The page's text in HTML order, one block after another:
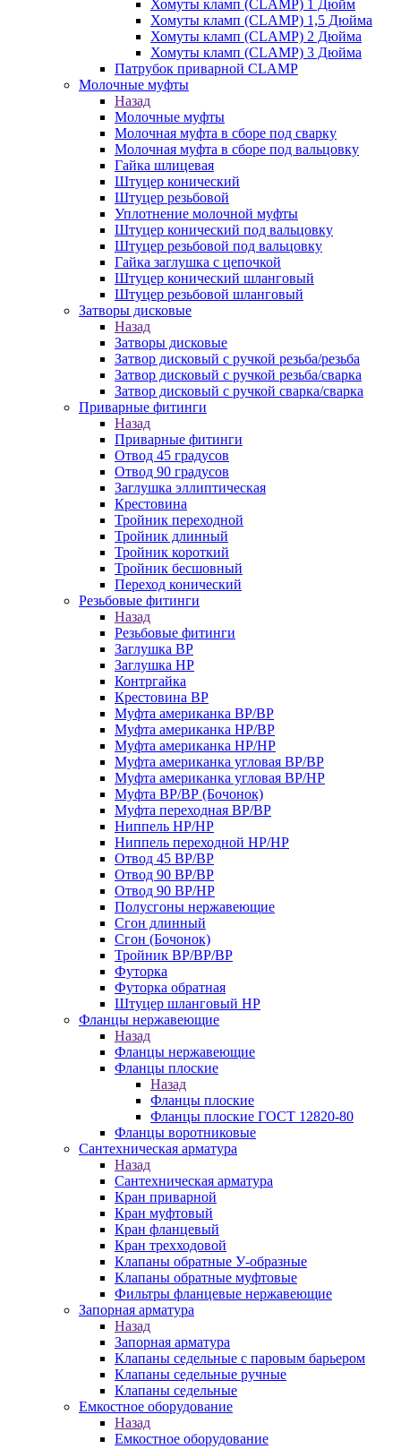
Хомуты кламп (CLAMP) 1 Дюйм
Хомуты кламп (CLAMP) 1,5 Дюйма
Хомуты кламп (CLAMP) 2 Дюйма
Хомуты кламп (CLAMP) 3 Дюйма
Патрубок приварной CLAMP
Молочные муфты
Назад
Молочные муфты
Молочная муфта в сборе под сварку
Молочная муфта в сборе под вальцовку
Гайка шлицевая
Штуцер конический
Штуцер резьбовой
Уплотнение молочной муфты
Штуцер конический под вальцовку
Штуцер резьбовой под вальцовку
Гайка заглушка с цепочкой
Штуцер конический шланговый
Штуцер резьбовой шланговый
Затворы дисковые
Назад
Затворы дисковые
Затвор дисковый с ручкой резьба/резьба
Затвор дисковый с ручкой резьба/сварка
Затвор дисковый с ручкой сварка/сварка
Приварные фитинги
Назад
Приварные фитинги
Отвод 45 градусов
Отвод 90 градусов
Заглушка эллиптическая
Крестовина
Тройник переходной
Тройник длинный
Тройник короткий
Тройник бесшовный
Переход конический
Резьбовые фитинги
Назад
Резьбовые фитинги
Заглушка ВР
Заглушка НР
Контргайка
Крестовина ВР
Муфта американка ВР/ВР
Муфта американка НР/ВР
Муфта американка НР/НР
Муфта американка угловая ВР/ВР
Муфта американка угловая ВР/НР
Муфта ВР/ВР (Бочонок)
Муфта переходная ВР/ВР
Ниппель НР/НР
Ниппель переходной НР/НР
Отвод 45 ВР/ВР
Отвод 90 ВР/ВР
Отвод 90 ВР/НР
Полусгоны нержавеющие
Сгон длинный
Сгон (Бочонок)
Тройник ВР/ВР/ВР
Футорка
Футорка обратная
Штуцер шланговый НР
Фланцы нержавеющие
Назад
Фланцы нержавеющие
Фланцы плоские
Назад
Фланцы плоские
Фланцы плоские ГОСТ 12820-80
Фланцы воротниковые
Сантехническая арматура
Назад
Сантехническая арматура
Кран приварной
Кран муфтовый
Кран фланцевый
Кран трехходовой
Клапаны обратные У-образные
Клапаны обратные муфтовые
Фильтры фланцевые нержавеющие
Запорная арматура
Назад
Запорная арматура
Клапаны седельные с паровым барьером
Клапаны седельные ручные
Клапаны седельные
Емкостное оборудование
Назад
Емкостное оборудование